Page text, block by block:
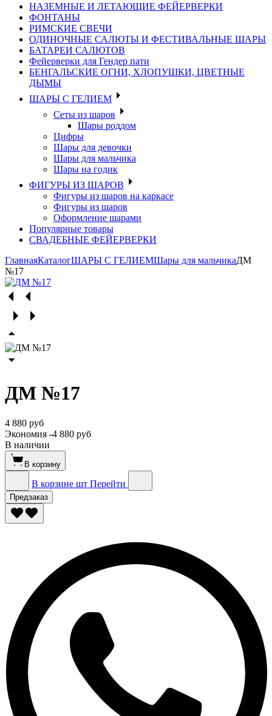
НАЗЕМНЫЕ И ЛЕТАЮЩИЕ ФЕЙЕРВЕРКИ
ФОНТАНЫ
РИМСКИЕ СВЕЧИ
ОДИНОЧНЫЕ САЛЮТЫ И ФЕСТИВАЛЬНЫЕ ШАРЫ
БАТАРЕИ САЛЮТОВ
Фейерверки для Гендер пати
БЕНГАЛЬСКИЕ ОГНИ, ХЛОПУШКИ, ЦВЕТНЫЕ
ДЫМЫ
ШАРЫ С ГЕЛИЕМ
Сеты из шаров
Шары роддом
Цифры
Шары для девочки
Шары для мальчика
Шары на годик
ФИГУРЫ ИЗ ШАРОВ
Фигуры из шаров на каркасе
Фигуры из шаров
Оформление шарами
Популярные товары
СВАДЕБНЫЕ ФЕЙЕРВЕРКИ
ГлавнаяКаталогШАРЫ С ГЕЛИЕМШары для мальчикаДМ
№17
ДМ №17
4 880 руб
Экономия -4 880 руб
В наличии
В корзину
В корзине шт Перейти
Предзаказ